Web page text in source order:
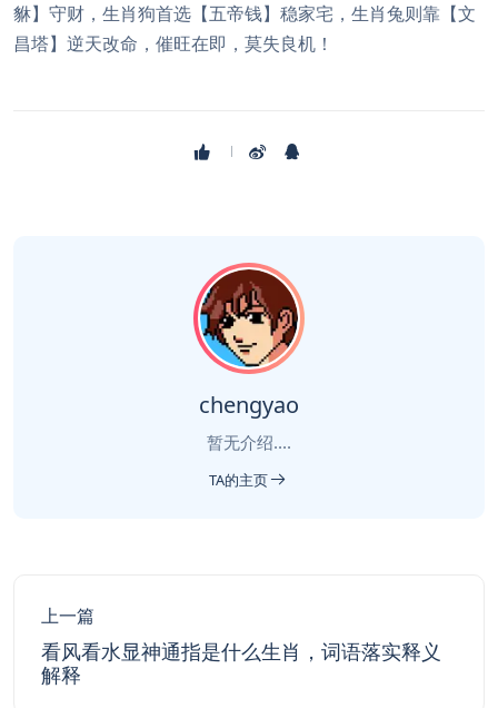
貅】守财，生肖狗首选【五帝钱】稳家宅，生肖兔则靠【文
昌塔】逆天改命，催旺在即，莫失良机！
chengyao
暂无介绍....
TA的主页
上一篇
看风看水显神通指是什么生肖，词语落实释义
解释